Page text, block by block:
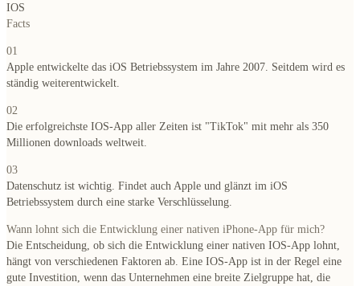
IOS
Facts
01
Apple entwickelte das iOS Betriebssystem im Jahre 2007. Seitdem wird es
ständig weiterentwickelt.
02
Die erfolgreichste IOS-App aller Zeiten ist "TikTok" mit mehr als 350
Millionen downloads weltweit.
03
Datenschutz ist wichtig. Findet auch Apple und glänzt im iOS
Betriebssystem durch eine starke Verschlüsselung.
Wann lohnt sich die Entwicklung einer nativen iPhone-App für mich?
Die Entscheidung, ob sich die Entwicklung einer nativen IOS-App lohnt,
hängt von verschiedenen Faktoren ab. Eine IOS-App ist in der Regel eine
gute Investition, wenn das Unternehmen eine breite Zielgruppe hat, die